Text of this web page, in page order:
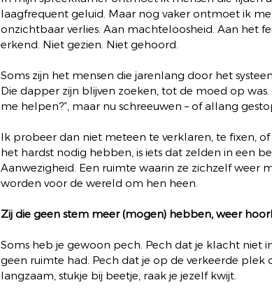
laagfrequent geluid. Maar nog vaker ontmoet ik
onzichtbaar verlies. Aan machteloosheid. Aan het
erkend. Niet gezien. Niet gehoord.
Soms zijn het mensen die jarenlang door het
Die dapper zijn blijven zoeken, tot de moed op
me helpen?”, maar nu schreeuwen – of allang
Ik probeer dan niet meteen te verklaren, te fixen,
het hardst nodig hebben, is iets dat zelden in een
Aanwezigheid. Een ruimte waarin ze zichzelf weer
worden voor de wereld om hen heen.
Zij die geen stem meer (mogen) hebben, weer
Soms heb je gewoon pech. Pech dat je klacht niet
geen ruimte had. Pech dat je op de verkeerde plek
langzaam, stukje bij beetje, raak je jezelf kwijt.